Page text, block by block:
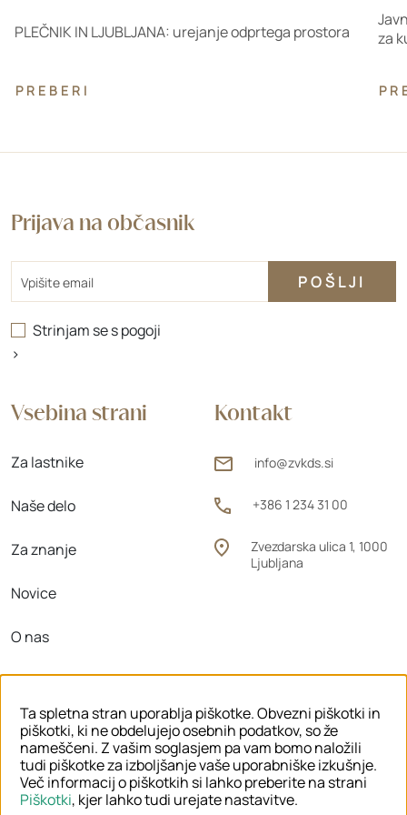
PLEČNIK IN LJUBLJANA: urejanje odprtega prostora
PREBERI
za
Kontakt
info@zvkds.si
+386 1 234 31 00
Zvezdarska ulica 1, 1000
Ljubljana
Vsebina strani
Za lastnike
Naše delo
Za znanje
Novice
O nas
Območne enote
Prijava na občasnik
Strinjam se spogoji
>
© 2026 ZVKDS
PRAVNO OBVESTILO
Ta spletna stran uporablja piškotke. Obvezni piškotki in
piškotki, ki ne obdelujejo osebnih podatkov, so že
nameščeni. Z vašim soglasjem pa vam bomo naložili
tudi piškotke za izboljšanje vaše uporabniške izkušnje.
Več informacij o piškotkih si lahko preberite na strani
Piškotki, kjer lahko tudi urejate nastavitve.